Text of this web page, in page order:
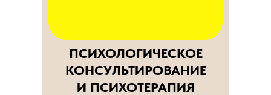
ПСИХОЛОГИЧЕСКОЕ
КОНСУЛЬТИРОВАНИЕ
И ПСИХОТЕРАПИЯ